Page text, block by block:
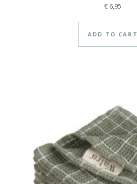
€ 6,95
ADD TO CART